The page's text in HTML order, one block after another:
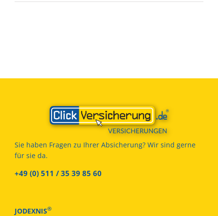
Sie haben Fragen zu Ihrer Absicherung? Wir sind gerne
für sie da.
+49 (0) 511 / 35 39 85 60
JODEXNIS®